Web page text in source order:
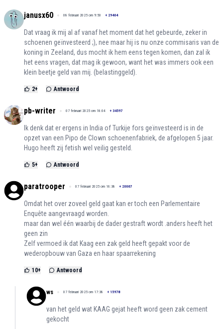
janusx60 08 februari 2025 om 9:50 + 29404
Dat vraag ik mij al af vanaf het moment dat het gebeurde, zeker in
schoenen geïnvesteerd ;), nee maar hij is nu onze commisaris van de
koning in Zeeland, dus mocht ik hem eens tegen komen, dan zal ik
het eens vragen, dat mag ik gewoon, want het was immers ook een
klein beetje geld van mij. (belastinggeld).
2+ Antwoord
pb-writer 07 februari 2025 om 18:04 + 34597
Ik denk dat er ergens in India of Turkije fors geïnvesteerd is in de
opzet van een Pipo de Clown schoenenfabriek, de afgelopen 5 jaar.
Hugo heeft zij fetish wel veilig gesteld.
5+ Antwoord
paratrooper 07 februari 2025 om 16:38 + 20067
Omdat het over zoveel geld gaat kan er toch een Parlementaire
Enquête aangevraagd worden.
maar dan wel één waarbij de dader gestraft wordt .anders heeft het
geen zin
Zelf vermoed ik dat Kaag een zak geld heeft gepakt voor de
wederopbouw van Gaza en haar spaarrekening
10+ Antwoord
ws 07 februari 2025 om 17:38 + 15978
van het geld wat KAAG gejat heeft word geen zak cement
gekocht